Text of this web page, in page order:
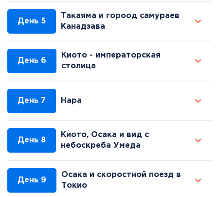
День 5
Такаяма и гороод самураев
Канадзава
День 6
Киото - императорская
столица
День 7 Нара
День 8
Киото, Осака и вид с
небоскреба Умеда
День 9
Осака и скоростной поезд в
Токио